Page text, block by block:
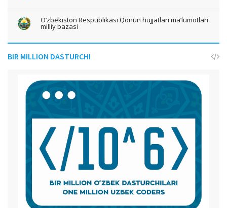
O‘zbekiston Respublikasi Qonun hujjatlari ma’lumotlari
milliy bazasi
BIR MILLION DASTURCHI